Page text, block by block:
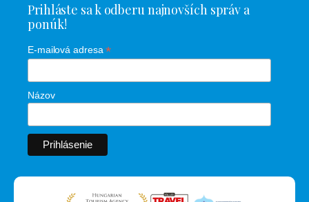
Prihláste sa k odberu najnovších správ a
ponúk!
E-mailová adresa*
Názov